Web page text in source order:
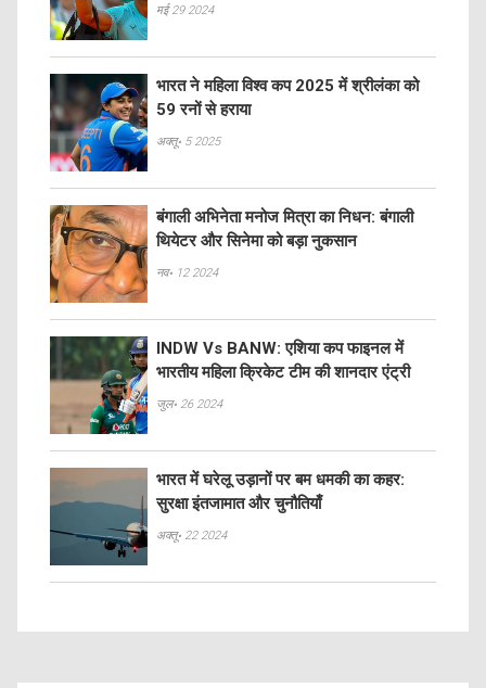
मई 29 2024
भारत ने महिला विश्व कप 2025 में श्रीलंका को
59 रनों से हराया
अक्तू॰ 5 2025
बंगाली अभिनेता मनोज मित्रा का निधन: बंगाली
थियेटर और सिनेमा को बड़ा नुकसान
नव॰ 12 2024
INDW Vs BANW: एशिया कप फाइनल में
भारतीय महिला क्रिकेट टीम की शानदार एंट्री
जुल॰ 26 2024
भारत में घरेलू उड़ानों पर बम धमकी का कहर:
सुरक्षा इंतजामात और चुनौतियाँ
अक्तू॰ 22 2024